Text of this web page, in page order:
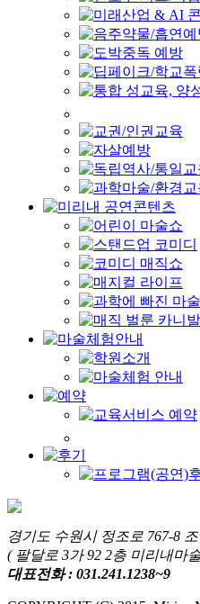
경기도 수원시 정조로 767-8
( 팔달로 3가 92 2층 미리내마
대표전화 : 031.241.1238~9